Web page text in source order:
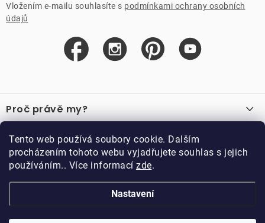
Tento web používá soubory cookie. Dalším
procházením tohoto webu vyjadřujete souhlas s jejich
používáním.. Více informací zde.
Nastavení
Vložením e-mailu souhlasíte s podmínkami ochrany osobních
údajů
á
p
a
Proč právě my?
Recenze
Důležité odkazy
Velkoobchod
Vzorková prodejna
Kariéra
Blog
O nákupu
Obchodní podmínky
Podmínky věrnostního programu